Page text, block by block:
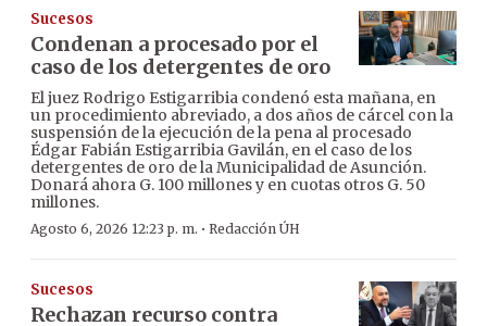
Sucesos
Condenan a procesado por el
caso de los detergentes de oro
El juez Rodrigo Estigarribia condenó esta mañana, en
un procedimiento abreviado, a dos años de cárcel con la
suspensión de la ejecución de la pena al procesado
Édgar Fabián Estigarribia Gavilán, en el caso de los
detergentes de oro de la Municipalidad de Asunción.
Donará ahora G. 100 millones y en cuotas otros G. 50
millones.
Agosto 6, 2026 12:23 p. m. · Redacción ÚH
Sucesos
Rechazan recurso contra